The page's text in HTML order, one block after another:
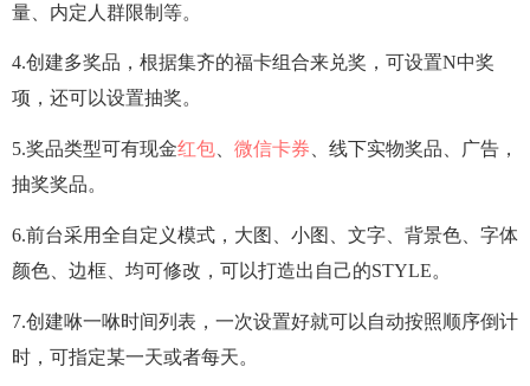
量、内定人群限制等。
4.创建多奖品，根据集齐的福卡组合来兑奖，可设置N中奖
项，还可以设置抽奖。
5.奖品类型可有现金红包 微信卡券 、线下实物奖品、广告，
抽奖奖品。
6.前台采用全自定义模式，大图、小图、文字、背景色、字体
颜色、边框、均可修改，可以打造出自己的STYLE。
7.创建咻一咻时间列表，一次设置好就可以自动按照顺序倒计
时，可指定某一天或者每天。